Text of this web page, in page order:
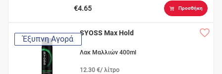
€4.65 Προσθήκη
Έξυπνη Αγορά
SYOSS Max Hold
Λακ Μαλλιών 400ml
12.30 €/ λίτρο